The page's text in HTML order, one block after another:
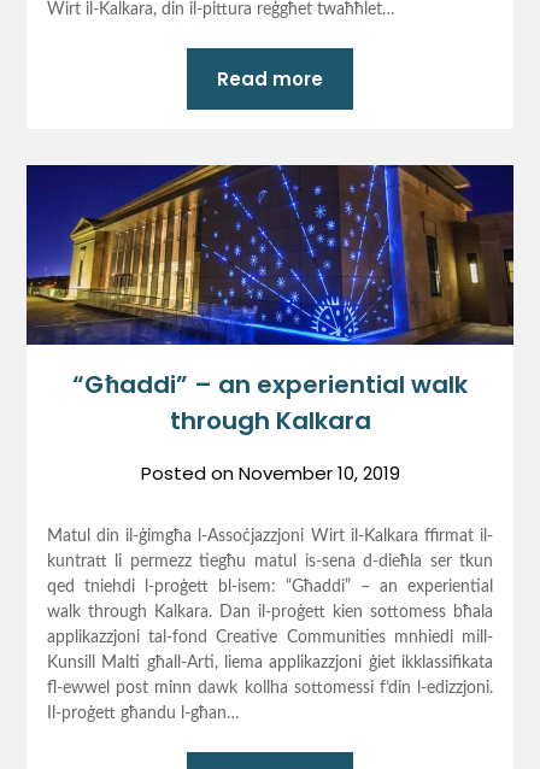
Wirt il-Kalkara, din il-pittura reġgħet twaħħlet…
Read more
“Għaddi” – an experiential walk
through Kalkara
Posted onNovember 10, 2019
Matul din il-ġimgħa l-Assoċjazzjoni Wirt il-Kalkara ffirmat il-
kuntratt li permezz tiegħu matul is-sena d-dieħla ser tkun
qed tniehdi l-proġett bl-isem: “Għaddi” – an experiential
walk through Kalkara. Dan il-proġett kien sottomess bħala
applikazzjoni tal-fond Creative Communities mnhiedi mill-
Kunsill Malti għall-Arti, liema applikazzjoni ġiet ikklassifikata
fl-ewwel post minn dawk kollha sottomessi f’din l-edizzjoni.
Il-proġett għandu l-għan…